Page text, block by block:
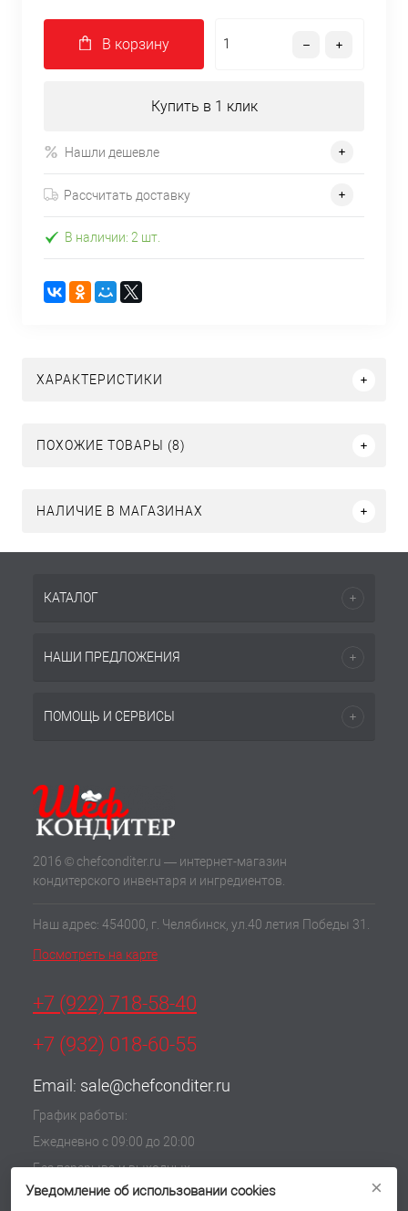
В корзину
Купить в 1 клик
Нашли дешевле
Рассчитать доставку
В наличии: 2 шт.
ХАРАКТЕРИСТИКИ
ПОХОЖИЕ ТОВАРЫ (8)
НАЛИЧИЕ В МАГАЗИНАХ
КАТАЛОГ
НАШИ ПРЕДЛОЖЕНИЯ
ПОМОЩЬ И СЕРВИСЫ
2016 © chefconditer.ru — интернет-магазин
кондитерского инвентаря и ингредиентов.
Наш адрес: 454000, г. Челябинск, ул.40 летия Победы 31.
Посмотреть на карте
+7 (922) 718-58-40
+7 (932) 018-60-55
Email: sale@chefconditer.ru
График работы:
Ежедневно с 09:00 до 20:00
Без перерыва и выходных
Политика обработки cookie
Уведомление об использовании cookies ×